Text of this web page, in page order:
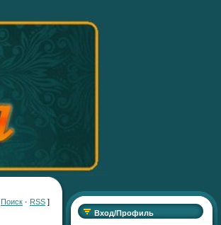
Поиск · RSS ]
Вход/Профиль